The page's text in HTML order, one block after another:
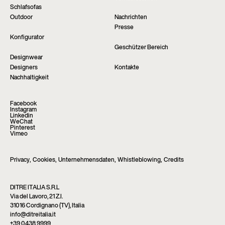
Schlafsofas
Outdoor
Nachrichten
Presse
Konfigurator
Geschützer Bereich
Designwear
Designers
Kontakte
Nachhaltigkeit
Facebook
Instagram
Linkedin
WeChat
Pinterest
Vimeo
Privacy, Cookies, Unternehmensdaten, Whistleblowing, Credits
DITRE ITALIA S.R.L
Via del Lavoro, 21 Z.I.
31016 Cordignano (TV), Italia
info@ditreitalia.it